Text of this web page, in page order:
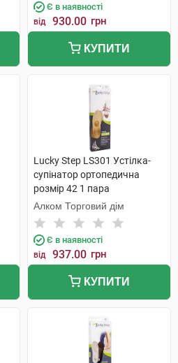
Є в наявності
від 930.00 грн
КУПИТИ
Lucky Step LS301 Устілка-
супінатор ортопедична
розмір 42 1 пара
Алком Торговий дім
Є в наявності
від 937.00 грн
КУПИТИ